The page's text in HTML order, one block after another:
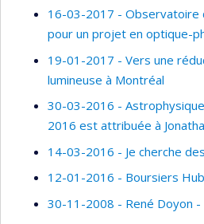
16-03-2017 - Observatoire
pour un projet en optique-
19-01-2017 - Vers une
lumineuse à Montréal
30-03-2016 -
2016 est attribuée à
14-03-2016 - Je cherche
12-01-2016 - Boursiers
30-11-2008 - René Doyon